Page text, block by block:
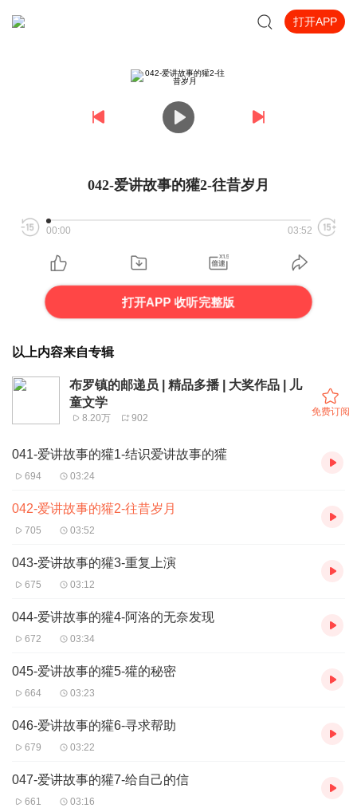
打开APP
042-爱讲故事的獾2-往昔岁月
00:00 03:52
打开APP 收听完整版
以上内容来自专辑
布罗镇的邮递员 | 精品多播 | 大奖作品 | 儿
童文学
8.20万 902
免费订阅
041-爱讲故事的獾1-结识爱讲故事的獾
694 03:24
042-爱讲故事的獾2-往昔岁月
705 03:52
043-爱讲故事的獾3-重复上演
675 03:12
044-爱讲故事的獾4-阿洛的无奈发现
672 03:34
045-爱讲故事的獾5-獾的秘密
664 03:23
046-爱讲故事的獾6-寻求帮助
679 03:22
047-爱讲故事的獾7-给自己的信
661 03:16